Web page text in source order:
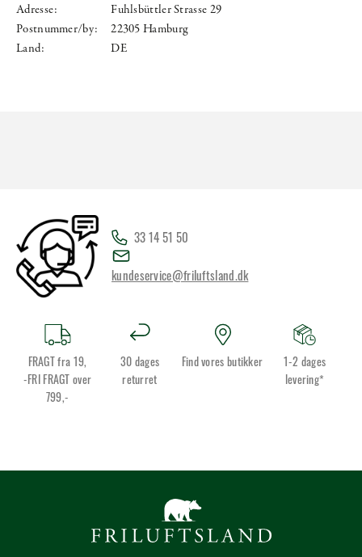
Adresse:
Fuhlsbüttler Strasse 29
Postnummer/by:
22305 Hamburg
Land:
DE
33 14 51 50
kundeservice@friluftsland.dk
FRAGT fra 19,
-FRI FRAGT over
799,-
30 dages
returret
Find vores butikker
1-2 dages
levering*